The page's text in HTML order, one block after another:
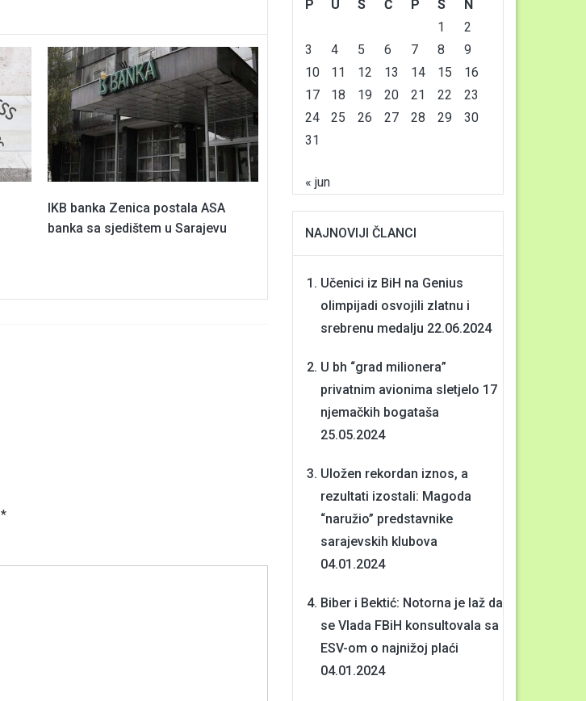
IKB banka Zenica postala ASA
banka sa sjedištem u Sarajevu
*
P
U S Č P S
N
1
2
3
4 5 6 7 8
9
10
11 12 13 14 15
16
17
18 19 20 21 22
23
24
25 26 27 28 29
30
31
« jun
NAJNOVIJI ČLANCI
Učenici iz BiH na Genius
olimpijadi osvojili zlatnu i
srebrenu medalju 22.06.2024
U bh “grad milionera”
privatnim avionima sletjelo 17
njemačkih bogataša
25.05.2024
Uložen rekordan iznos, a
rezultati izostali: Magoda
“naružio” predstavnike
sarajevskih klubova
04.01.2024
Biber i Bektić: Notorna je laž da
se Vlada FBiH konsultovala sa
ESV-om o najnižoj plaći
04.01.2024